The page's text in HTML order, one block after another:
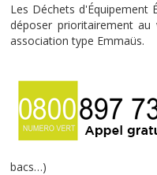
Les Déchets d'Équipement
déposer prioritairement
association type Emmaüs.
bacs…)